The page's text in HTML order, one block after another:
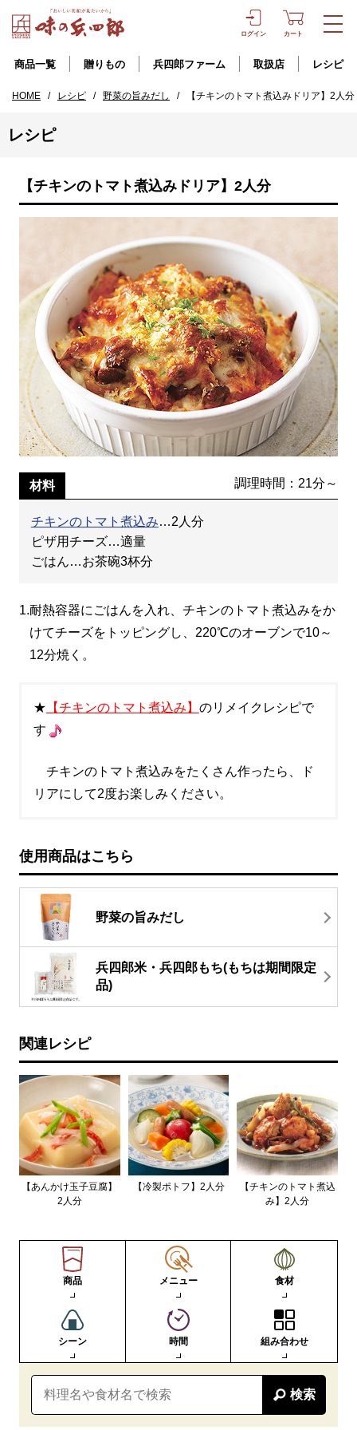
ログイン カート
商品一覧 贈りもの 兵四郎ファーム 取扱店 レシピ
HOME / レシピ / 野菜の旨みだし / 【チキンのトマト煮込みドリア】2人分
レシピ
【チキンのトマト煮込みドリア】2人分
材料 調理時間：21分～
チキンのトマト煮込み…2人分
ピザ用チーズ…適量
ごはん…お茶碗3杯分
1.耐熱容器にごはんを入れ、チキンのトマト煮込みをか
けてチーズをトッピングし、220℃のオーブンで10～
12分焼く。
★ 【チキンのトマト煮込み】 のリメイクレシピで
す
チキンのトマト煮込みをたくさん作ったら、ド
リアにして2度お楽しみください。
使用商品はこちら
野菜の旨みだし
兵四郎米・兵四郎もち(もちは期間限定
品)
関連レシピ
【あんかけ玉子豆腐】
2人分
【冷製ポトフ】2人分
【チキンのトマト煮込
み】2人分
商品 メニュー 食材
シーン 時間 組み合わせ
検索